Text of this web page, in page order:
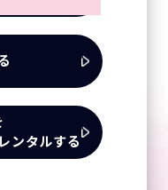
ンタルする